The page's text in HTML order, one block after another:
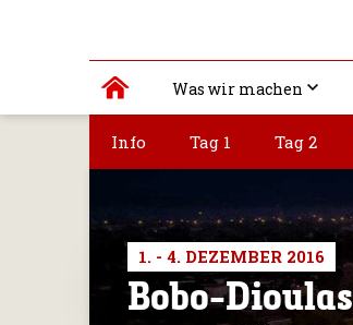
Was wir machen
Info Tag 1 Tag 2
1. - 4. DEZEMBER 2016
Bobo-